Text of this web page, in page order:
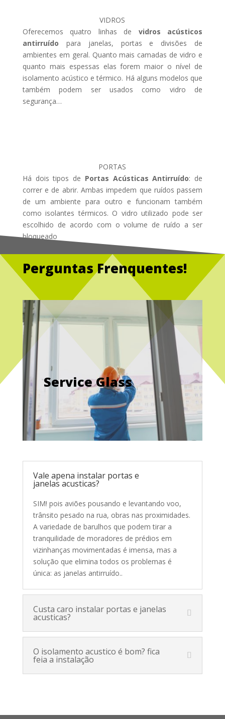
VIDROS
Oferecemos quatro linhas de
vidros acústicos
antirruído
para janelas, portas e divisões de
ambientes em geral. Quanto mais camadas de vidro e
quanto mais espessas elas forem maior o nível de
isolamento acústico e térmico. Há alguns modelos que
também podem ser usados como vidro de
segurança…
PORTAS
Há dois tipos de Portas Acústicas Antirruído: de
correr e de abrir. Ambas impedem que ruídos passem
de um ambiente para outro e funcionam também
como isolantes térmicos. O vidro utilizado pode ser
escolhido de acordo com o volume de ruído a ser
bloqueado
Perguntas Frenquentes!
Service Glass
Vale apena instalar portas e
janelas acusticas?
SIM! pois aviões pousando e levantando voo,
trânsito pesado na rua, obras nas proximidades.
A variedade de barulhos que podem tirar a
tranquilidade de moradores de prédios em
vizinhanças movimentadas é imensa, mas a
solução que elimina todos os problemas é
única: as janelas antirruído..
Custa caro instalar portas e janelas
acusticas?
O isolamento acustico é bom? fica
feia a instalação